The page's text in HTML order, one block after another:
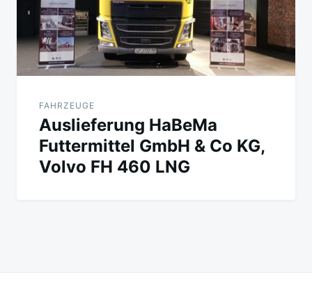
FAHRZEUGE
Auslieferung HaBeMa
Futtermittel GmbH & Co KG,
Volvo FH 460 LNG